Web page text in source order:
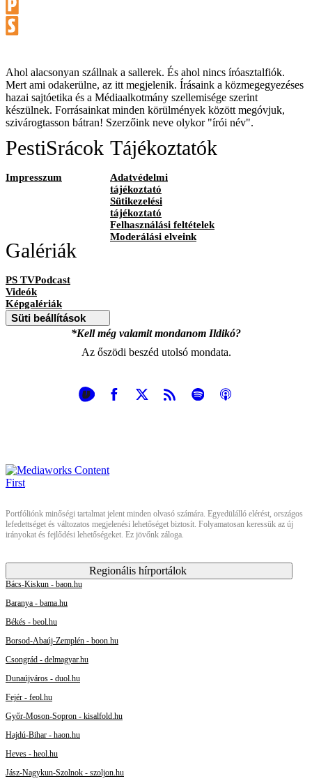
Ahol alacsonyan szállnak a sallerek. És ahol nincs íróasztalfiók.
Mert ami odakerülne, az itt megjelenik. Írásaink a közmegegyezéses
hazai sajtóetika és a Médiaalkotmány szellemisége szerint
készülnek. Forrásainkat minden körülmények között megóvjuk,
szivárogtasson bátran! Szerzőink neve olykor "írói név".
PestiSrácok
Impresszum
Tájékoztatók
Adatvédelmi
tájékoztató
Sütikezelési
tájékoztató
Felhasználási feltételek
Moderálási elveink
Galériák
PS TVPodcast
Videók
Képgalériák
Süti beállítások
*Kell még valamit mondanom Ildikó?
Az őszödi beszéd utolsó mondata.
Portfóliónk minőségi tartalmat jelent minden olvasó számára. Egyedülálló elérést, országos
lefedettséget és változatos megjelenési lehetőséget biztosít. Folyamatosan keressük az új
irányokat és fejlődési lehetőségeket. Ez jövőnk záloga.
Regionális hírportálok
Bács-Kiskun - baon.hu
Baranya - bama.hu
Békés - beol.hu
Borsod-Abaúj-Zemplén - boon.hu
Csongrád - delmagyar.hu
Dunaújváros - duol.hu
Fejér - feol.hu
Győr-Moson-Sopron - kisalfold.hu
Hajdú-Bihar - haon.hu
Heves - heol.hu
Jász-Nagykun-Szolnok - szoljon.hu